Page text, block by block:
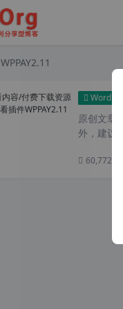
WPPAY2.11
原创文章
外，建议
60,772